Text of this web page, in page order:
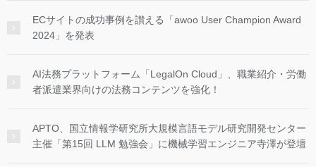
ECサイトの成功事例を讃える「awoo User Champion Award
2024」を発表
AI法務プラットフォーム「LegalOn Cloud」、職業紹介・労働
者派遣業界向けの法務コンテンツを強化！
APTO、国立情報学研究所大規模言語モデル研究開発センター
主催「第15回 LLM 勉強会」に機械学習エンジニア寺澤が登壇